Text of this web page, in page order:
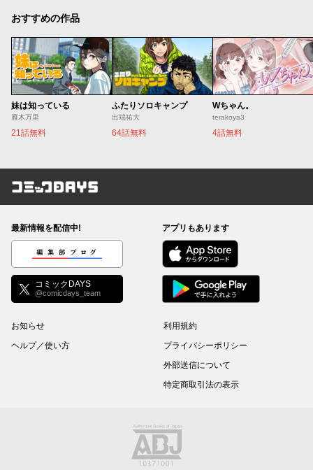
おすすめの作品
妹は知っている
雁木万里
21話無料
ふたりソロキャンプ
出端祐大
64話無料
Wちゃん。
terakoya3
4話無料
コミックDAYS
最新情報を配信中!
編集部ブログ
コミックDAYS
@comicdays_team
アプリもあります
お知らせ
ヘルプ／使い方
利用規約
プライバシーポリシー
外部送信について
特定商取引法の表示